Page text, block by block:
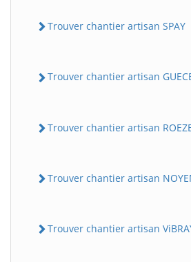
Trouver chantier artisan SPAY
Trouver chantier artisan
Trouver chantier artisan
Trouver chantier artisan
Trouver chantier artisan